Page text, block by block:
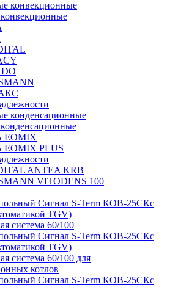
EOMIX
EOMIX PLUS
ANTEA KRB
VITODENS 100
система 60/100
система 60/100 для
котлов